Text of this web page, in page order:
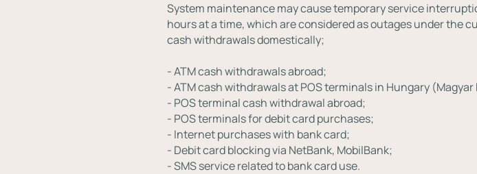
System maintenance may cause temporary service
hours at a time, which are considered as outages under the
cash withdrawals domestically;
- ATM cash withdrawals abroad;
- ATM cash withdrawals at POS terminals in Hungary
- POS terminal cash withdrawal abroad;
- POS terminals for debit card purchases;
- Internet purchases with bank card;
- Debit card blocking via NetBank, MobilBank;
- SMS service related to bank card use.